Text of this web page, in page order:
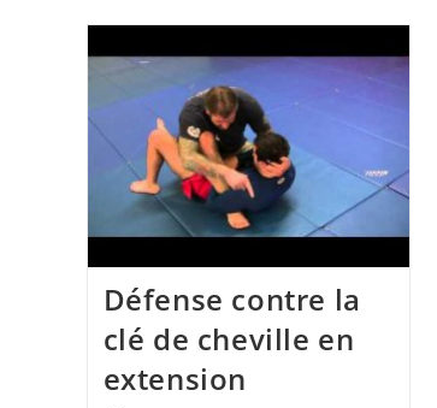
Défense contre la
clé de cheville en
extension